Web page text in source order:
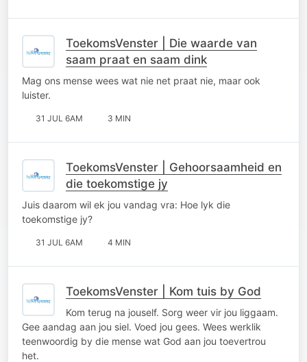
ToekomsVenster | Die waarde van
saam praat en saam dink
Mag ons mense wees wat nie net praat nie, maar ook
luister.
31 JUL 6AM 3 MIN
ToekomsVenster | Gehoorsaamheid en
die toekomstige jy
Juis daarom wil ek jou vandag vra: Hoe lyk die
toekomstige jy?
31 JUL 6AM 4 MIN
ToekomsVenster | Kom tuis by God
Kom terug na jouself. Sorg weer vir jou liggaam.
Gee aandag aan jou siel. Voed jou gees. Wees werklik
teenwoordig by die mense wat God aan jou toevertrou
het.